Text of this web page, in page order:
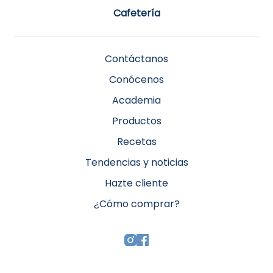
Cafetería
Contáctanos
Conócenos
Academia
Productos
Recetas
Tendencias y noticias
Hazte cliente
¿Cómo comprar?